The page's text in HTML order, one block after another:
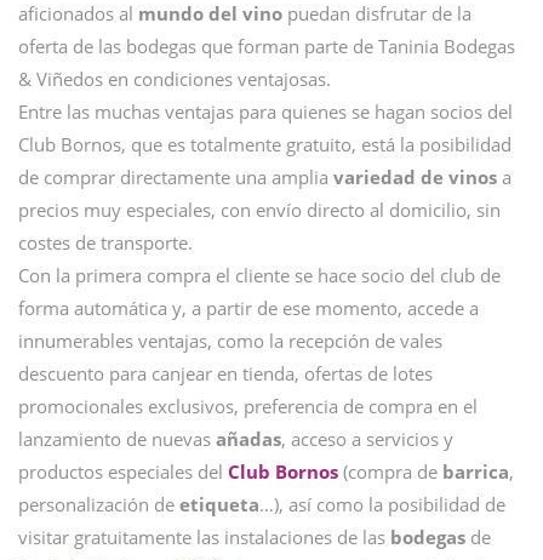
aficionados al mundo del vino puedan disfrutar de la
oferta de las bodegas que forman parte de Taninia Bodegas
& Viñedos en condiciones ventajosas.
Entre las muchas ventajas para quienes se hagan socios del
Club Bornos, que es totalmente gratuito, está la posibilidad
de comprar directamente una amplia variedad de vinos a
precios muy especiales, con envío directo al domicilio, sin
costes de transporte.
Con la primera compra el cliente se hace socio del club de
forma automática y, a partir de ese momento, accede a
innumerables ventajas, como la recepción de vales
descuento para canjear en tienda, ofertas de lotes
promocionales exclusivos, preferencia de compra en el
lanzamiento de nuevas añadas, acceso a servicios y
productos especiales del Club Bornos (compra de barrica,
personalización de etiqueta…), así como la posibilidad de
visitar gratuitamente las instalaciones de las bodegas de